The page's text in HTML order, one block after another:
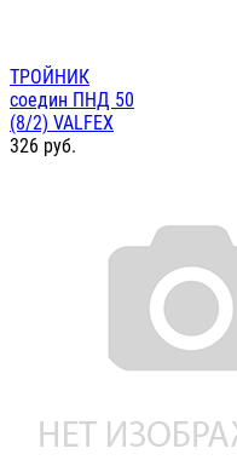
ТРОЙНИК
соедин ПНД 50
(8/2) VALFEX
326 руб.